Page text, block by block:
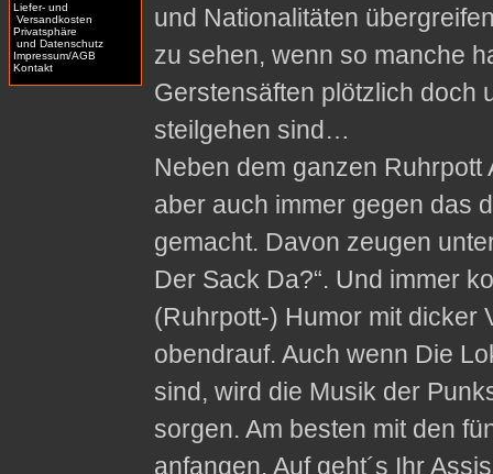
Liefer- und
Versandkosten
Privatsphäre
und Datenschutz
Impressum/AGB
Kontakt
und Nationalitäten
zu sehen, wenn so manche
Gerstensäften plötzlich doch
steilgehen sind…
Neben dem ganzen
aber auch immer gegen das
gemacht. Davon zeugen
Der Sack Da?“. Und immer
(Ruhrpott-) Humor mit dicker
obendrauf. Auch wenn Die
sind, wird die Musik der
sorgen. Am besten mit den
anfangen. Auf geht´s Ihr